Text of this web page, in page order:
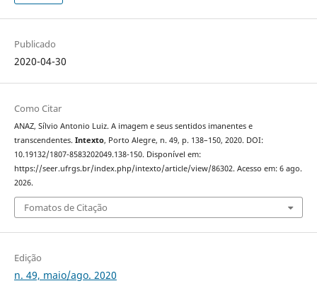
Publicado
2020-04-30
Como Citar
ANAZ, Sílvio Antonio Luiz. A imagem e seus sentidos imanentes e
transcendentes. Intexto, Porto Alegre, n. 49, p. 138–150, 2020. DOI:
10.19132/1807-8583202049.138-150. Disponível em:
https://seer.ufrgs.br/index.php/intexto/article/view/86302. Acesso em: 6 ago.
2026.
Fomatos de Citação
Edição
n. 49, maio/ago. 2020